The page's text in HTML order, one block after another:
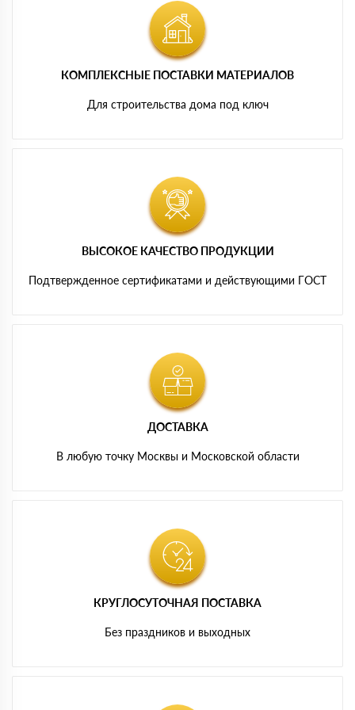
КОМПЛЕКСНЫЕ ПОСТАВКИ МАТЕРИАЛОВ
Для строительства дома под ключ
ВЫСОКОЕ КАЧЕСТВО ПРОДУКЦИИ
Подтвержденное сертификатами и действующими ГОСТ
ДОСТАВКА
В любую точку Москвы и Московской области
КРУГЛОСУТОЧНАЯ ПОСТАВКА
Без праздников и выходных